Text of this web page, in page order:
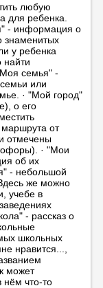
любую
для ребенка.
- информация о
знаменитых
у ребенка
семья" -
или
· "Мой город"
о его
от
отмечены
· "Мои
об их
- небольшой
же можно
учебе в
- рассказ о
школьных
нравится...,
может
нём что-то